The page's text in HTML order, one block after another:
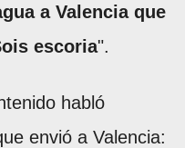
a Valencia que
escoria".
habló
envió a Valencia: